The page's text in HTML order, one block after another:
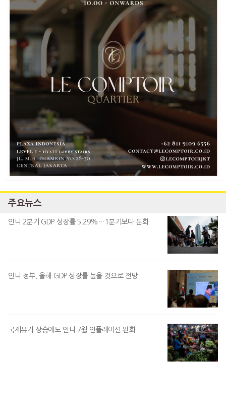
주요뉴스
인니 2분기 GDP 성장률 5.29%…1분기보다 둔화
인니 정부, 올해 GDP 성장률 높을 것으로 전망
국제유가 상승에도 인니 7월 인플레이션 완화